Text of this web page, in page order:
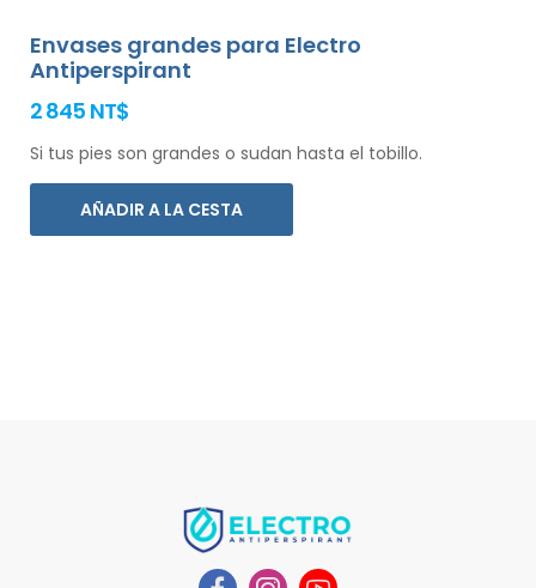
Envases grandes para Electro
Antiperspirant
2 845 NT$
Si tus pies son grandes o sudan hasta el tobillo.
AÑADIR A LA CESTA